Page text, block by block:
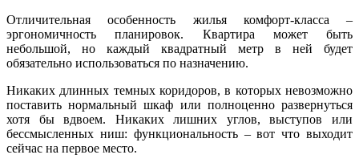
Отличительная особенность жилья комфорт-класса –
эргономичность планировок. Квартира может быть
небольшой, но каждый квадратный метр в ней будет
обязательно использоваться по назначению.
Никаких длинных темных коридоров, в которых невозможно
поставить нормальный шкаф или полноценно развернуться
хотя бы вдвоем. Никаких лишних углов, выступов или
бессмысленных ниш: функциональность – вот что выходит
сейчас на первое место.